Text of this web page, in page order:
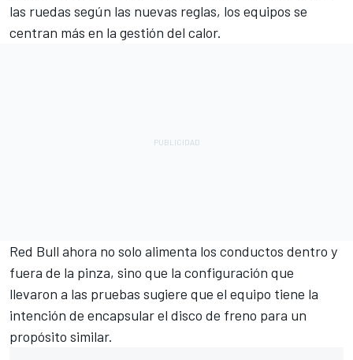
las ruedas según las nuevas reglas, los equipos se
centran más en la gestión del calor.
Red Bull ahora no solo alimenta los conductos dentro y
fuera de la pinza, sino que la configuración que
llevaron a las pruebas sugiere que el equipo tiene la
intención de encapsular el disco de freno para un
propósito similar.